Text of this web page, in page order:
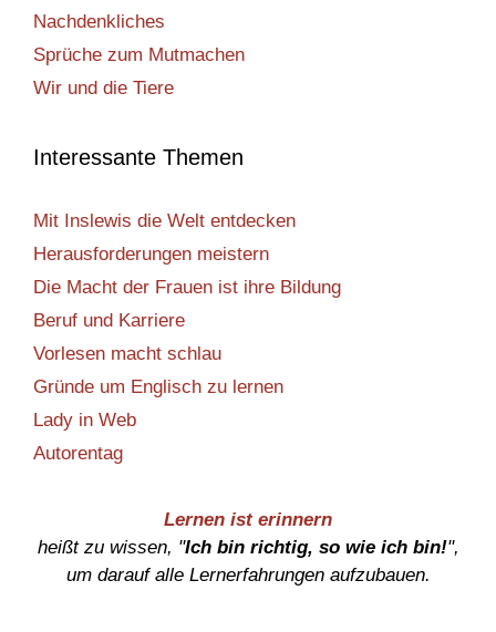
Nachdenkliches
Sprüche zum Mutmachen
Wir und die Tiere
Interessante Themen
Mit Inslewis die Welt entdecken
Herausforderungen meistern
Die Macht der Frauen ist ihre Bildung
Beruf und Karriere
Vorlesen macht schlau
Gründe um Englisch zu lernen
Lady in Web
Autorentag
Lernen ist erinnern
heißt zu wissen, "Ich bin richtig, so wie ich bin!",
um darauf alle Lernerfahrungen aufzubauen.